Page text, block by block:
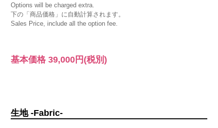
Options will be charged extra.
下の「商品価格」に自動計算されます。
Sales Price, include all the option fee.
基本価格39,000円 (税別)
生地 -Fabric-